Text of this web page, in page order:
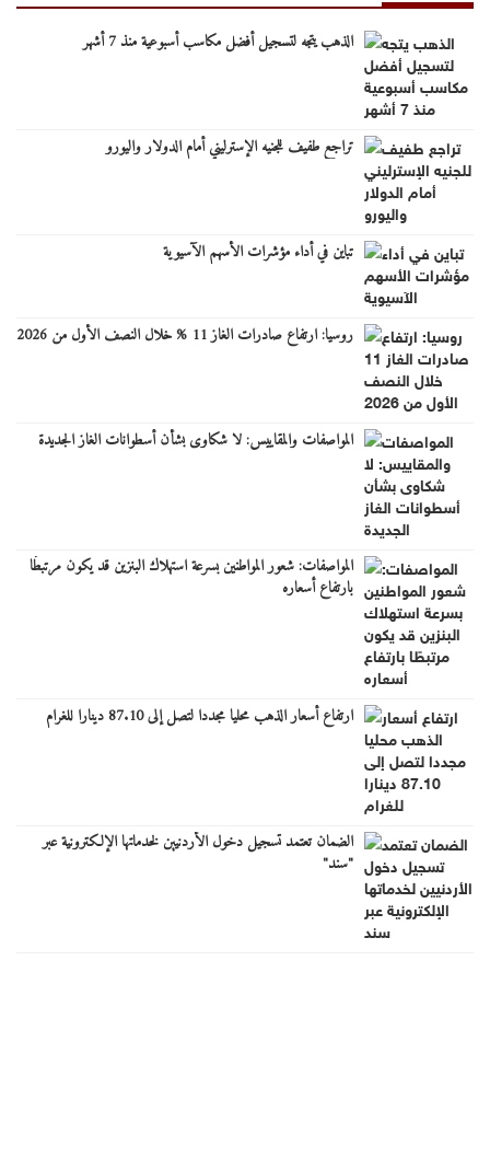
الذهب يتجه لتسجيل أفضل مكاسب أسبوعية منذ 7 أشهر
تراجع طفيف للجنيه الإسترليني أمام الدولار واليورو
تباين في أداء مؤشرات الأسهم الآسيوية
روسيا: ارتفاع صادرات الغاز 11 % خلال النصف الأول من 2026
المواصفات والمقاييس: لا شكاوى بشأن أسطوانات الغاز الجديدة
المواصفات: شعور المواطنين بسرعة استهلاك البنزين قد يكون مرتبطًا
بارتفاع أسعاره
ارتفاع أسعار الذهب محليا مجددا لتصل إلى 87.10 دينارا للغرام
الضمان تعتمد تسجيل دخول الأردنيين لخدماتها الإلكترونية عبر
"سند"